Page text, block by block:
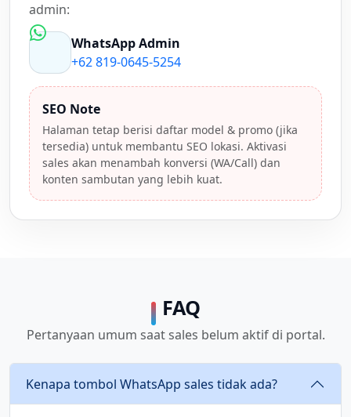
admin:
WhatsApp Admin
+62 819-0645-5254
SEO Note
Halaman tetap berisi daftar model & promo (jika
tersedia) untuk membantu SEO lokasi. Aktivasi
sales akan menambah konversi (WA/Call) dan
konten sambutan yang lebih kuat.
FAQ
Pertanyaan umum saat sales belum aktif di portal.
Kenapa tombol WhatsApp sales tidak ada?